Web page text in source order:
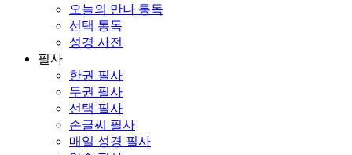
오늘의 만나 통독
선택 통독
성경 사전
필사
한권 필사
두권 필사
선택 필사
손글씨 필사
매일 성경 필사